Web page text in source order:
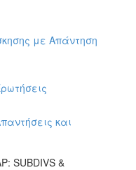
με Απάντηση
και
SUBDIVS &